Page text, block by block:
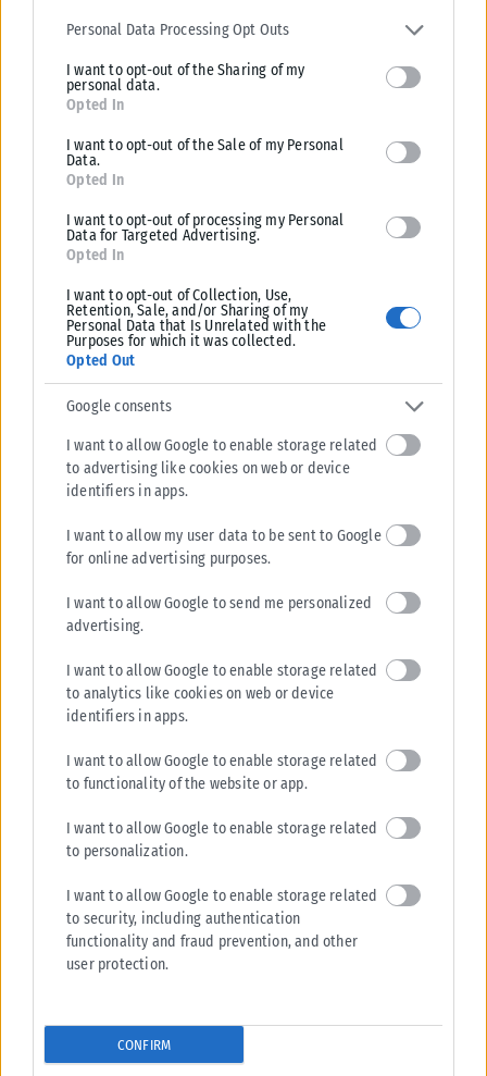
services and may gather and store information including but not
deny consent to Google and its third-party tags to use your data
for below specified purposes in below Google consent section.
Personal Data Processing Opt Outs
I want to opt-out of the Sharing of my
personal data.
Opted In
I want to opt-out of the Sale of my Personal
Data.
Opted In
I want to opt-out of processing my Personal
Data for Targeted Advertising.
Opted In
I want to opt-out of Collection, Use,
Retention, Sale, and/or Sharing of my
Personal Data that Is Unrelated with the
Purposes for which it was collected.
Opted Out
Google consents
I want to allow Google to enable storage related
to advertising like cookies on web or device
identifiers in apps.
I want to allow my user data to be sent to Google
for online advertising purposes.
I want to allow Google to send me personalized
advertising.
I want to allow Google to enable storage related
to analytics like cookies on web or device
identifiers in apps.
I want to allow Google to enable storage related
to functionality of the website or app.
I want to allow Google to enable storage related
to personalization.
I want to allow Google to enable storage related
to security, including authentication
functionality and fraud prevention, and other
user protection.
CONFIRM
Αν και οι αυτοδιοικητικές εκλογές αργούν ακόμη εντούτοις, φαίνεται
ότι στο δήμο ΣΙθωνίας οι διαξιφισμοί και οι κόντρες άρχισαν...
ΑΝΑΡΤΉΘΗΚΕ ΑΠΌKARFITSANEWS 18/07/2026
ΑΥΤΟΔΙΟΊΚΗΣΗ
Στέλιος Αγγελούδης: Η Θεσσαλονίκη αποκτά τη χαμένη της
αυτοπεποίθηση (photo+video)
«Η πόλη χρειάζεται συνέπεια, σχέδιο, δουλειά, αποτελέσματα. Μια
διοίκηση που δεν κρύβεται πίσω από δυσκολίες και δεν υπόσχεται όσα